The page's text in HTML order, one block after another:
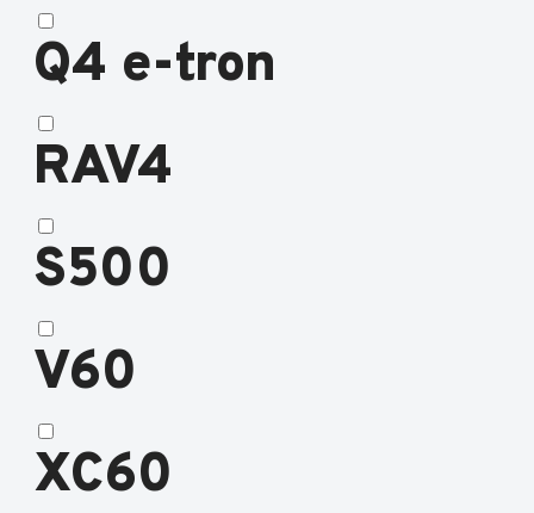
Q4 e-tron
RAV4
S500
V60
XC60